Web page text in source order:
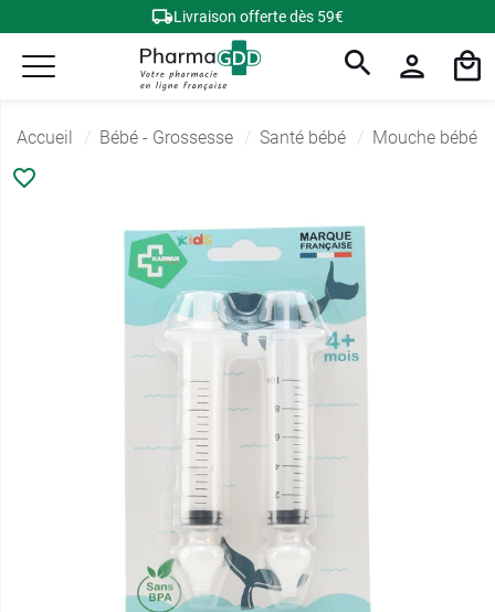
Livraison offerte dès 59€
Accueil Bébé - Grossesse Santé bébé Mouche bébé